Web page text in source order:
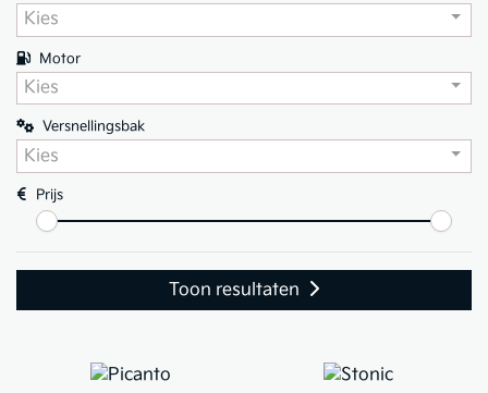
Kies
Motor
Kies
Versnellingsbak
Kies
Prijs
Toon resultaten